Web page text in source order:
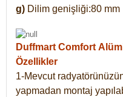
g) Dilim genişliği:80 mm
Duffmart Comfort
Özellikler
1-Mevcut
yapmadan montaj